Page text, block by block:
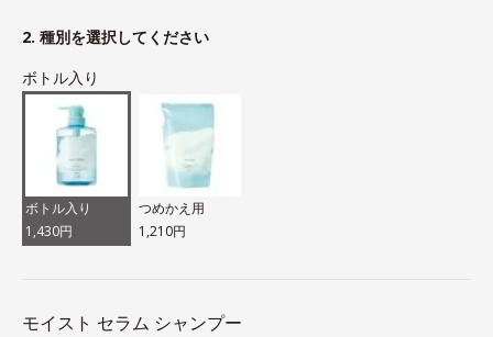
2. 種別を選択してください
ボトル入り
ボトル入り
1,430円
つめかえ用
1,210円
モイスト セラム シャンプー